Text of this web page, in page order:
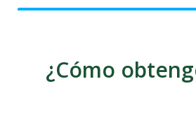
¿Cómo